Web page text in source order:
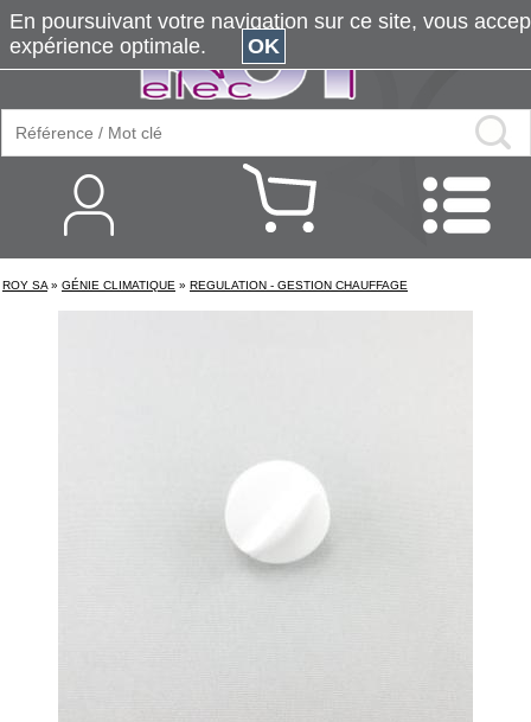
ROY SA » GÉNIE CLIMATIQUE » REGULATION - GESTION CHAUFFAGE
En poursuivant votre navigation sur ce site, vous
expérience optimale.
OK